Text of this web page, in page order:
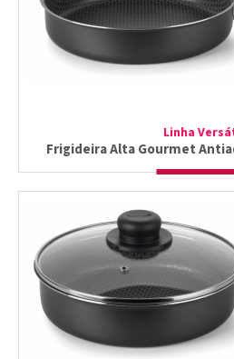
Linha
Frigideira Alta Gourmet